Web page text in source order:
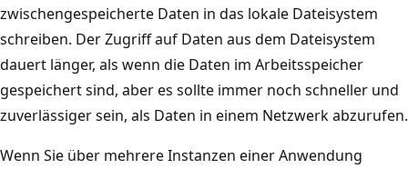
zwischengespeicherte Daten in das lokale Dateisystem
schreiben. Der Zugriff auf Daten aus dem Dateisystem
dauert länger, als wenn die Daten im Arbeitsspeicher
gespeichert sind, aber es sollte immer noch schneller und
zuverlässiger sein, als Daten in einem Netzwerk abzurufen.
Wenn Sie über mehrere Instanzen einer Anwendung